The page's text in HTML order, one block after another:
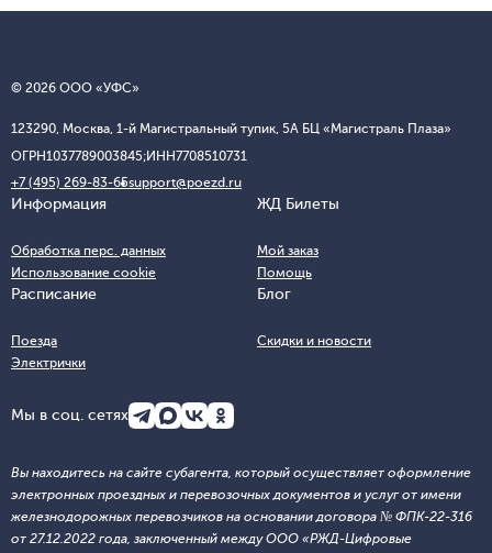
© 2026 ООО «УФС»
123290, Москва, 1-й Магистральный тупик, 5А БЦ «Магистраль Плаза»
ОГРН1037789003845;ИНН7708510731
+7 (495) 269-83-65support@poezd.ru
Информация
Обработка перс. данных
Использование cookie
ЖД Билеты
Мой заказ
Помощь
Расписание
Поезда
Электрички
Блог
Скидки и новости
Мы в соц. сетях
Вы находитесь на сайте субагента, который осуществляет оформление
электронных проездных и перевозочных документов и услуг от имени
железнодорожных перевозчиков на основании договора № ФПК-22-316
от 27.12.2022 года, заключенный между ООО «РЖД-Цифровые